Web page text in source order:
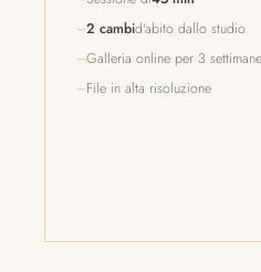
2 cambid'abito dallo studio
Galleria online per 3 settimane
File in alta risoluzione